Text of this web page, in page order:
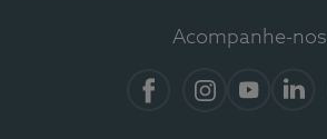
Acompanhe-nos